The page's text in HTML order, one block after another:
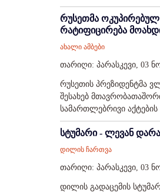
რუსეთმა ოკუპირებულ
რატიფიცირება
ახალი ამბები
თარიღი: პარასკევი, 03
რუსეთის პრეზიდენტმა
შესახებ
სამართლებრივი აქტების
სტუმარი - ლევან
დილის ჩართვა
თარიღი: პარასკევი, 03
დილის გადაცემის